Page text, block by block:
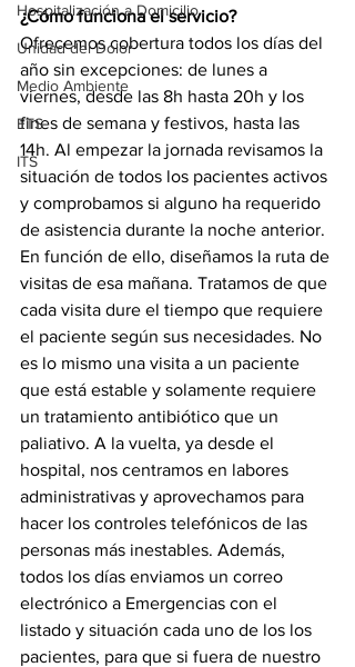
Hospitalización a Domicilio
Unidad del Dolor
Medio Ambiente
ETS
ITS
¿Cómo funciona el servicio?
Ofrecemos cobertura todos los días del
año sin excepciones: de lunes a
viernes, desde las 8h hasta 20h y los
fines de semana y festivos, hasta las
14h. Al empezar la jornada revisamos la
situación de todos los pacientes activos
y comprobamos si alguno ha requerido
de asistencia durante la noche anterior.
En función de ello, diseñamos la ruta de
visitas de esa mañana. Tratamos de que
cada visita dure el tiempo que requiere
el paciente según sus necesidades. No
es lo mismo una visita a un paciente
que está estable y solamente requiere
un tratamiento antibiótico que un
paliativo. A la vuelta, ya desde el
hospital, nos centramos en labores
administrativas y aprovechamos para
hacer los controles telefónicos de las
personas más inestables. Además,
todos los días enviamos un correo
electrónico a Emergencias con el
listado y situación cada uno de los los
pacientes, para que si fuera de nuestro